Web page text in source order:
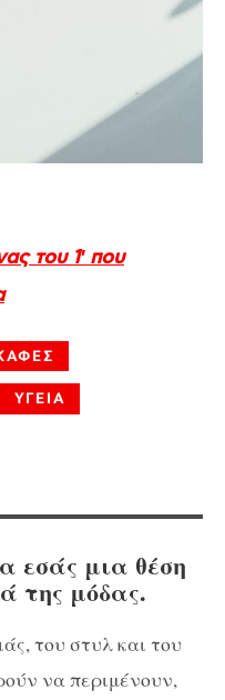
του 1′ που
ΥΓΕΙΑ
εσάς μια θέση
της μόδας.
του στυλ και του
να περιμένουν,